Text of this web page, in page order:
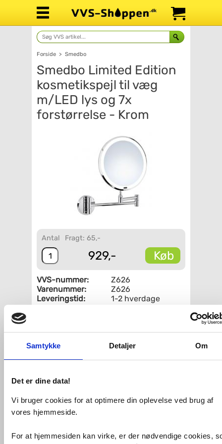
Samtykke Detaljer Om
Det er dine data!
Vi bruger cookies for at optimere din oplevelse ved brug af
vores hjemmeside.
For at hjemmesiden kan virke, er der nødvendige cookies,
Forside > Smedbo
Smedbo Limited Edition
kosmetikspejl til væg
m/LED lys og 7x
forstørrelse - Krom
Antal Fragt: 65,-
929,- Køb
VVS-nummer:
Z626
Varenummer:
Z626
Leveringstid:
1-2 hverdage
Smedbo Limited Edition kosmetikspejl
til væg m/LED lys - Krom
afhentning og dag-til-dag levering.
Makeupspejl til vægmontering
med svingarm, skruer medfølger.
7 gange forstørrelse
IP21